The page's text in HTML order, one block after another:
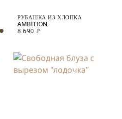
РУБАШКА ИЗ ХЛОПКА
8 690 ₽